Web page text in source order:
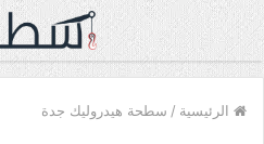
الرئيسية / سطحة هيدروليك جدة